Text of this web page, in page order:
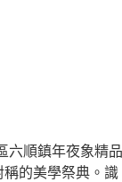
六順鎮年夜象精
的美學祭典。識